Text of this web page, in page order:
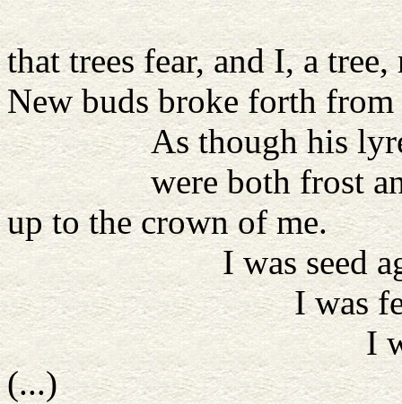
Fire
that trees fear, and I, a
New buds broke forth
As though his lyre
were both frost and
up to the crown of me.
I was seed
I was fern in
I was
(...)